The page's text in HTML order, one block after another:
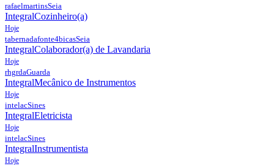
rafaelmartinsSeia
IntegralCozinheiro(a)
Hoje
tabernadafonte4bicasSeia
IntegralColaborador(a) de Lavandaria
Hoje
rhgrdaGuarda
IntegralMecânico de Instrumentos
Hoje
intelacSines
IntegralEletricista
Hoje
intelacSines
IntegralInstrumentista
Hoje